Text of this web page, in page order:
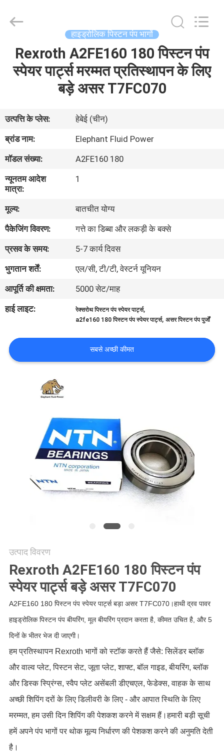
हमारे
बारे
में
कारखाना
भ्रमण
गुणवत्ता
नियंत्रण
संपर्क
करें
समाचार
मामलों
साइटमैप
PRIVACY
POLICY
Power
Co.,Ltd.
Reserved.
हाइड्रोलिक पिस्टन पंप भागों
Rexroth A2FE160 180 पिस्टन पंप
स्पेयर पार्ट्स मरम्मत प्रतिस्थापन के लिए
बड़े असर T7FC070
उत्पत्ति के प्लेस:
हेबेई (चीन)
ब्रांड नाम:
Elephant Fluid Power
मॉडल संख्या:
A2FE160 180
न्यूनतम आदेश
मात्रा:
1
मूल्य:
बातचीत योग्य
पैकेजिंग विवरण:
गत्ते का डिब्बा और लकड़ी के बक्से
प्रसव के समय:
5-7 कार्य दिवस
भुगतान शर्तें:
एल/सी, टी/टी, वेस्टर्न यूनियन
आपूर्ति की क्षमता:
5000 सेट/माह
हाई लाइट:
रेक्सरोथ पिस्टन पंप स्पेयर पार्ट्स,
a2fe160 180 पिस्टन पंप स्पेयर पार्ट्स,असर पिस्टन पंप पुर्जों
सबसे अच्छी कीमत
उत्पाद विवरण
Rexroth A2FE160 180 पिस्टन पंप
स्पेयर पार्ट्स बड़े असर T7FC070
A2FE160 180 पिस्टन पंप स्पेयर पार्ट्स बड़ा असर T7FC070।हाथी द्रव पावर
हाइड्रोलिक पिस्टन पंप बीयरिंग, मूल बीयरिंग प्रदान करता है, कीमत उचित है, और 5
दिनों के भीतर भेज दी जाएगी।
हम प्रतिस्थापन Rexroth भागों को स्टॉक करते हैं जैसे: सिलेंडर ब्लॉक
और वाल्व प्लेट, पिस्टन सेट, जूता प्लेट, शाफ्ट, बॉल गाइड, बीयरिंग, ब्लॉक
और डिस्क स्प्रिंग्स, स्वैप प्लेट असेंबली डीएचएल, फेडेक्स, वाहक के साथ
अच्छी शिपिंग दरों के लिए डिलीवरी के लिए - और आपात स्थिति के लिए
मरम्मत, हम उसी दिन शिपिंग की पेशकश करने में सक्षम हैं।हमारी बड़ी सूची
हमें अपने पंप भागों पर थोक मूल्य निर्धारण की पेशकश करने की अनुमति देती
है।